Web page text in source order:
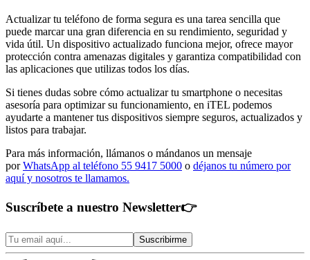
Actualizar tu teléfono de forma segura es una tarea sencilla que
puede marcar una gran diferencia en su rendimiento, seguridad y
vida útil. Un dispositivo actualizado funciona mejor, ofrece mayor
protección contra amenazas digitales y garantiza compatibilidad con
las aplicaciones que utilizas todos los días.
Si tienes dudas sobre cómo actualizar tu smartphone o necesitas
asesoría para optimizar su funcionamiento, en iTEL podemos
ayudarte a mantener tus dispositivos siempre seguros, actualizados y
listos para trabajar.
Para más información, llámanos o mándanos un mensaje
porWhatsApp al teléfono 55 9417 5000 o déjanos tu número por
aquí y nosotros te llamamos.
Suscríbete a nuestro Newsletter👉
Suscribirme